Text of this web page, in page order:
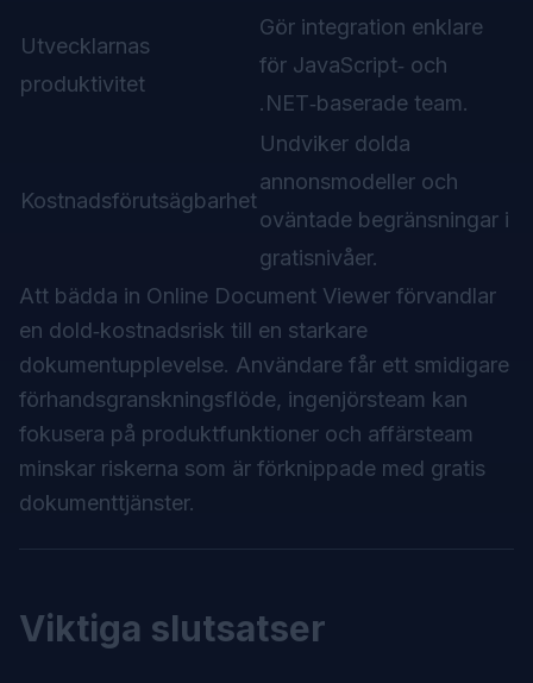
Utvecklarnas
produktivitet
Gör integration enklare
för JavaScript‑ och
.NET‑baserade team.
Kostnadsförutsägbarhet
Undviker dolda
annonsmodeller och
oväntade begränsningar i
gratisnivåer.
Att bädda in Online Document Viewer förvandlar
en dold‑kostnadsrisk till en starkare
dokumentupplevelse. Användare får ett smidigare
förhandsgranskningsflöde, ingenjörsteam kan
fokusera på produktfunktioner och affärsteam
minskar riskerna som är förknippade med gratis
dokumenttjänster.
Viktiga slutsatser